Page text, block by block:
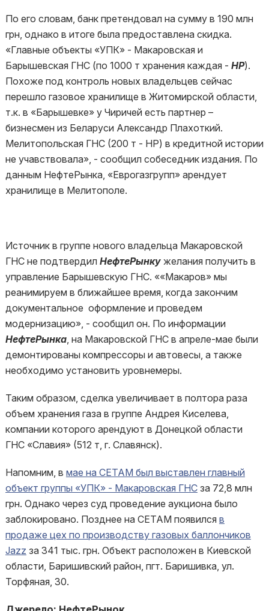
По его словам, банк претендовал на сумму в 190 млн
грн, однако в итоге была предоставлена скидка.
«Главные объекты «УПК» - Макаровская и
Барышевская ГНС (по 1000 т хранения каждая - НР).
Похоже под контроль новых владельцев сейчас
перешло газовое хранилище в Житомирской области,
т.к. в «Барышевке» у Чиричей есть партнер –
бизнесмен из Беларуси Александр Плахоткий.
Мелитопольская ГНС (200 т - НР) в кредитной истории
не учавствовала», - сообщил собеседник издания. По
данным НефтеРынка, «Еврогазгрупп» арендует
хранилище в Мелитополе.
Источник в группе нового владельца Макаровской
ГНС не подтвердил НефтеРынку желания получить в
управление Барышевскую ГНС. ««Макаров» мы
реанимируем в ближайшее время, когда закончим
документальное оформление и проведем
модернизацию», - сообщил он. По информации
НефтеРынка, на Макаровской ГНС в апреле-мае были
демонтированы компрессоры и автовесы, а также
необходимо установить уровнемеры.
Таким образом, сделка увеличивает в полтора раза
объем хранения газа в группе Андрея Киселева,
компании которого арендуют в Донецкой области
ГНС «Славия» (512 т, г. Славянск).
Напомним, в мае на СЕТАМ был выставлен главный
объект группы «УПК» - Макаровская ГНСза 72,8 млн
грн. Однако через суд проведение аукциона было
заблокировано. Позднее на СЕТАМ появился в
продаже цех по производству газовых баллончиков
Jazz за 341 тыс. грн. Объект расположен в Киевской
области, Баришивский район, пгт. Баришивка, ул.
Торфяная, 30.